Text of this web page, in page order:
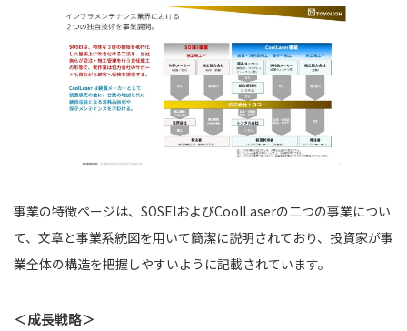
事業の特徴ページは、SOSEIおよびCoolLaserの二つの事業につい
て、文章と事業系統図を用いて簡潔に説明されており、投資家が事
業全体の構造を把握しやすいように記載されています。
＜成長戦略＞